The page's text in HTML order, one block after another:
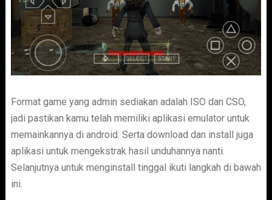
Format game yang admin sediakan adalah ISO dan CSO,
jadi pastikan kamu telah memiliki aplikasi emulator untuk
memainkannya di android. Serta download dan install juga
aplikasi untuk mengekstrak hasil unduhannya nanti.
Selanjutnya untuk menginstall tinggal ikuti langkah di bawah
ini.